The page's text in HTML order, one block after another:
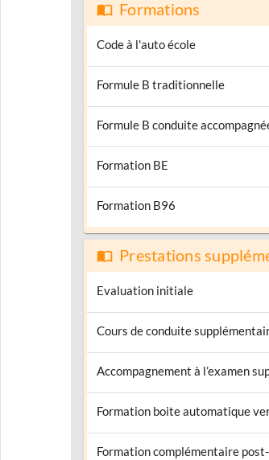
Formations
Code à l'auto école
Formule B traditionnelle
Formule B conduite
Formation BE
Formation B96
Prestations
Evaluation initiale
Cours de conduite
Accompagnement à l’examen
Formation boite automatique
Formation complémentaire